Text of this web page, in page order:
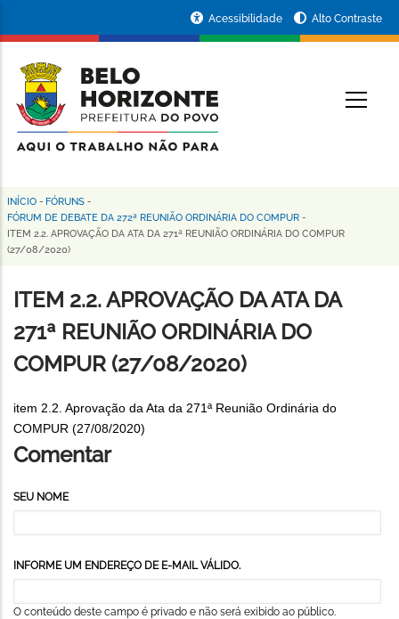
conteúdo
principal
da
Prefeitura
de
Horizonte
Acessibilidade Alto Contraste
Trilha
de
INÍCIO - FÓRUNS -
FÓRUM DE DEBATE DA 272ª REUNIÃO ORDINÁRIA DO COMPUR -
ITEM 2.2. APROVAÇÃO DA ATA DA 271ª REUNIÃO ORDINÁRIA DO COMPUR
(27/08/2020)
ITEM 2.2. APROVAÇÃO DA ATA DA
271ª REUNIÃO ORDINÁRIA DO
COMPUR (27/08/2020)
item 2.2. Aprovação da Ata da 271ª Reunião Ordinária do
COMPUR (27/08/2020)
Comentar
SEU NOME
INFORME UM ENDEREÇO DE E-MAIL VÁLIDO.
O conteúdo deste campo é privado e não será exibido ao público.